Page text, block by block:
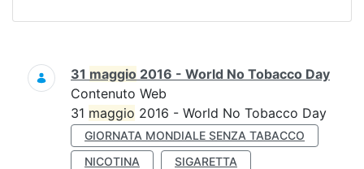
Ricerca
31 maggio 2016 - World No Tobacco Day
Contenuto Web
31 maggio 2016 - World No Tobacco Day
GIORNATA MONDIALE SENZA TABACCO
NICOTINA
SIGARETTA